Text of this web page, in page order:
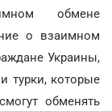
обмене
о взаимном
Украины,
турки, которые
обменять